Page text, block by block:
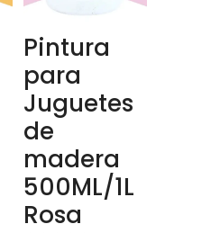
Pintura
para
Juguetes
de
madera
500ML/1L
Rosa